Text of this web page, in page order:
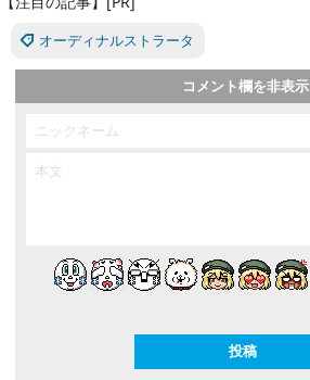
オーディナルストラータ
コメント欄を非表示